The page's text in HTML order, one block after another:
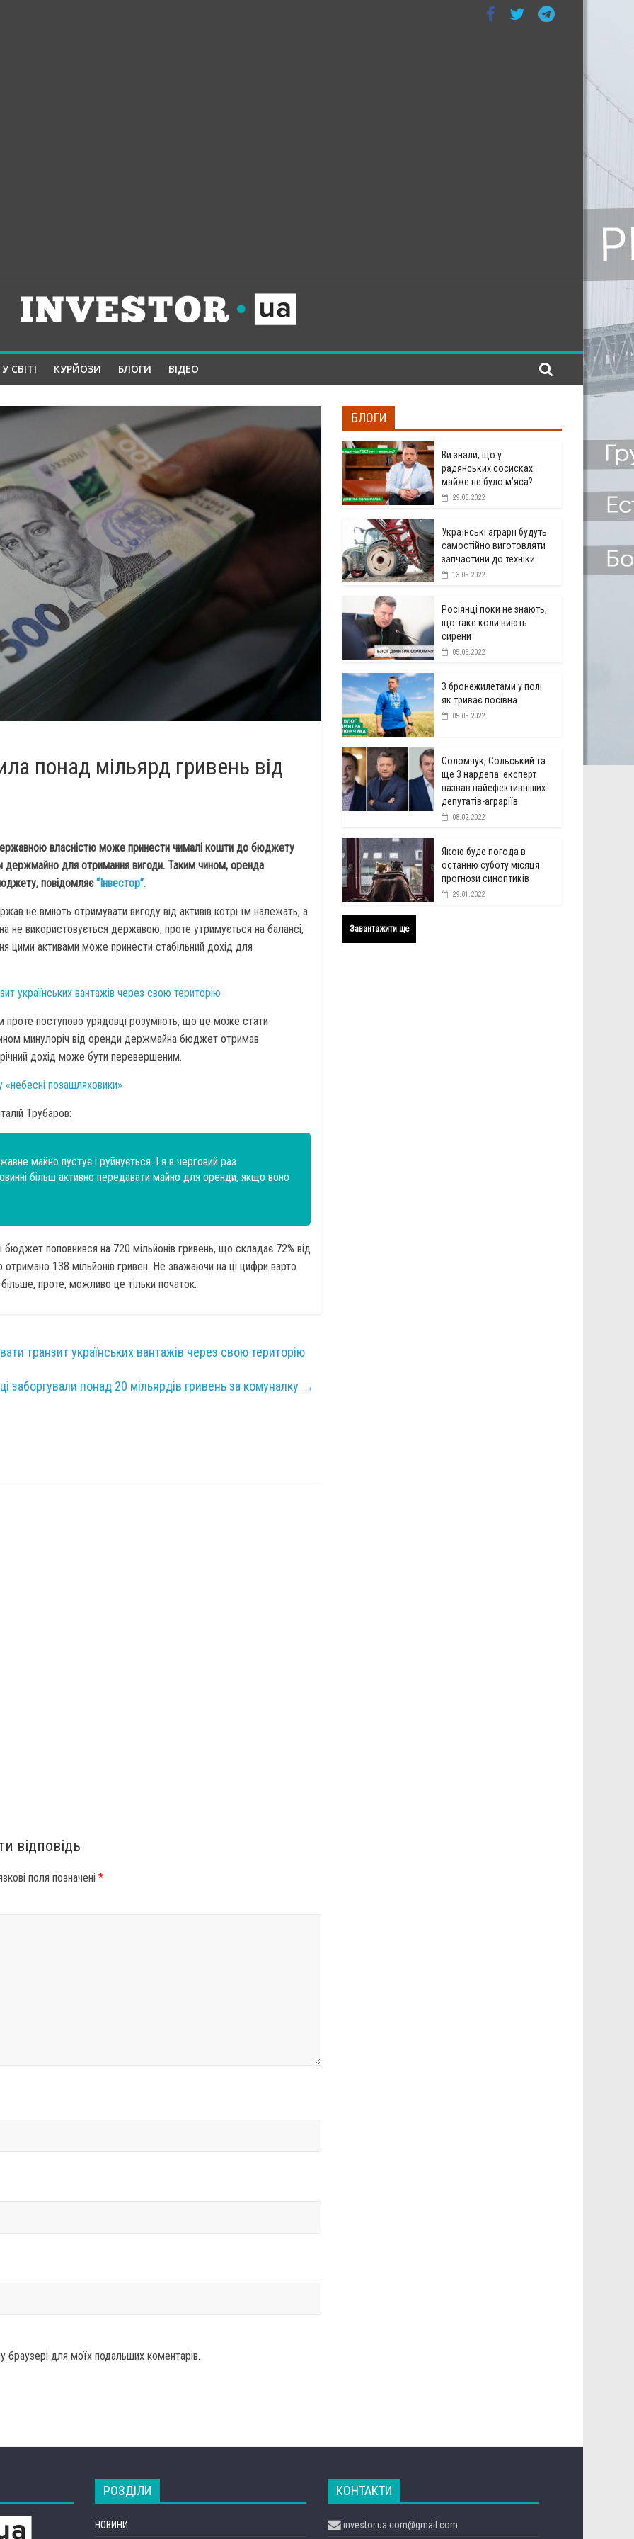
У СВІТІ КУРЙОЗИ БЛОГИ ВІДЕО
понад мільярд гривень від
власністю може принести чималі кошти до бюджету
держмайно для отримання вигоди. Таким чином, оренда
повідомляє“Інвестор”.
не вміють отримувати вигоду від активів котрі їм належать, а
не використовується державою, проте утримується на балансі,
цими активами може принести стабільний дохід для
українських вантажів через свою територію
проте поступово урядовці розуміють, що це може стати
минулоріч від оренди держмайна бюджет отримав
дохід може бути перевершеним.
«небесні позашляховики»
Трубаров:
майно пустує і руйнується. І я в черговий раз
більш активно передавати майно для оренди, якщо воно
поповнився на 720 мільйонів гривень, що складає 72% від
138 мільйонів гривен. Не зважаючи на ці цифри варто
проте, можливо це тільки початок.
транзит українських вантажів через свою територію
заборгували понад 20 мільярдів гривень за комуналку →
відповідь
поля позначені *
для моїх подальших коментарів.
БЛОГИ
Ви знали, що у
радянських сосисках
майже не було м’яса?
29.06.2022
Українські аграрії будуть
самостійно виготовляти
запчастини до техніки
13.05.2022
Росіянці поки не знають,
що таке коли виють
сирени
05.05.2022
З бронежилетами у полі:
як триває посівна
05.05.2022
Соломчук, Сольський та
ще 3 нардепа: експерт
назвав найефективніших
депутатів-аграріїв
08.02.2022
Якою буде погода в
останню суботу місяця:
прогнози синоптиків
29.01.2022
Завантажити ще
РОЗДІЛИ
НОВИНИ
КОНТАКТИ
investor.ua.com@gmail.com